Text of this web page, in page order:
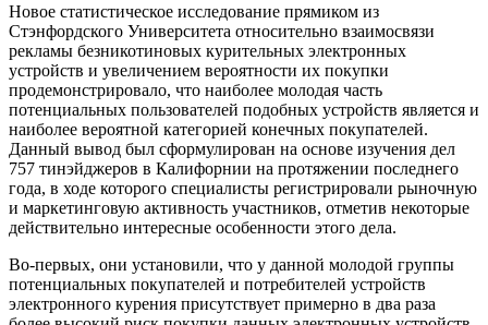
Новое статистическое исследование прямиком из
Стэнфордского Университета относительно взаимосвязи
рекламы безникотиновых курительных электронных
устройств и увеличением вероятности их покупки
продемонстрировало, что наиболее молодая часть
потенциальных пользователей подобных устройств является и
наиболее вероятной категорией конечных покупателей.
Данный вывод был сформулирован на основе изучения дел
757 тинэйджеров в Калифорнии на протяжении последнего
года, в ходе которого специалисты регистрировали рыночную
и маркетинговую активность участников, отметив некоторые
действительно интересные особенности этого дела.
Во-первых, они установили, что у данной молодой группы
потенциальных покупателей и потребителей устройств
электронного курения присутствует примерно в два раза